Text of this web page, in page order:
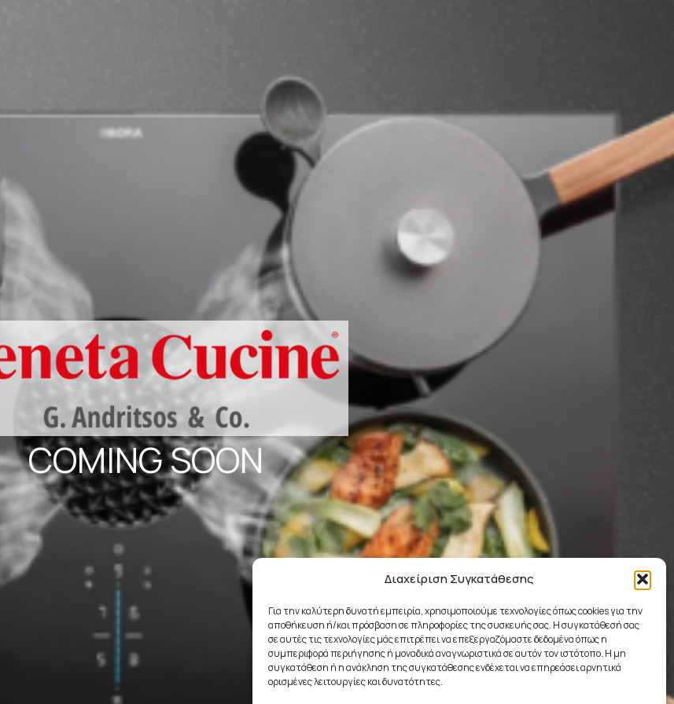
Διαχείριση Συγκατάθεσης
Για την καλύτερη δυνατή εμπειρία, χρησιμοποιούμε τεχνολογίες όπως cookies για την
αποθήκευση ή/και πρόσβαση σε πληροφορίες της συσκευής σας. Η συγκατάθεσή σας
σε αυτές τις τεχνολογίες μάς επιτρέπει να επεξεργαζόμαστε δεδομένα όπως η
συμπεριφορά περιήγησης ή μοναδικά αναγνωριστικά σε αυτόν τον ιστότοπο. Η μη
συγκατάθεση ή η ανάκληση της συγκατάθεσης ενδέχεται να επηρεάσει αρνητικά
ορισμένες λειτουργίες και δυνατότητες.
COMING SOON